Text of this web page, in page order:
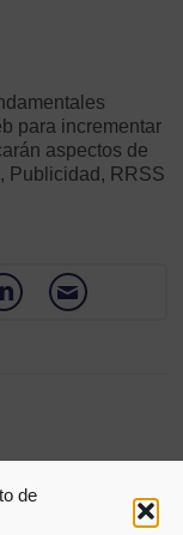
de
para incrementar
aspectos de
Publicidad, RRSS